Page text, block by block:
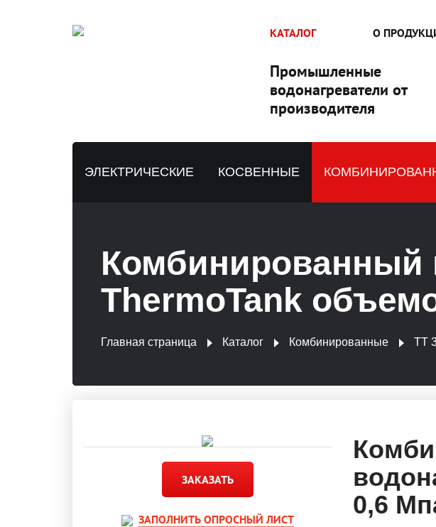
КАТАЛОГ О
Промышленные
водонагреватели от
производителя
ЭЛЕКТРИЧЕСКИЕ КОСВЕННЫЕ
Комбинированный
ThermoTank
Главная страница Каталог Комбинированные ТТ
ЗАКАЗАТЬ
ЗАПОЛНИТЬ ОПРОСНЫЙ ЛИСТ
0,6